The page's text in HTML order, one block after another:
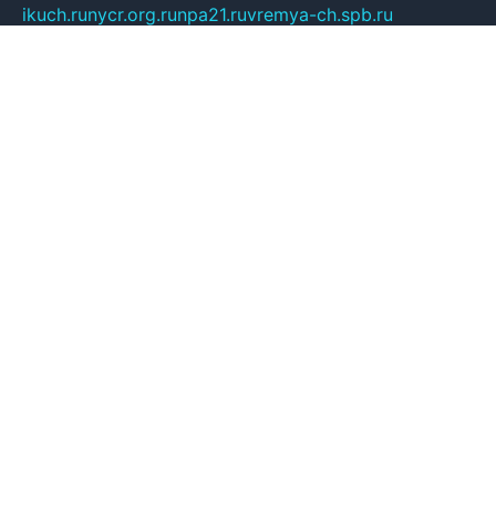
ikuch.runycr.org.runpa21.ruvremya-ch.spb.ru